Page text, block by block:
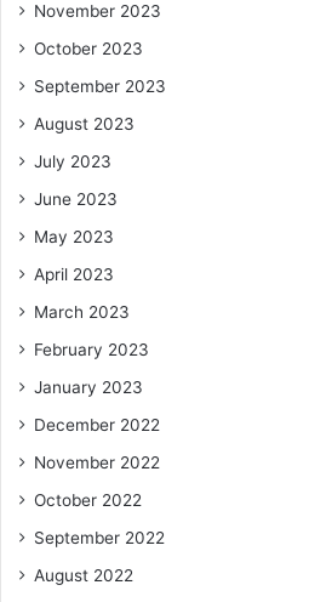
November 2023
October 2023
September 2023
August 2023
July 2023
June 2023
May 2023
April 2023
March 2023
February 2023
January 2023
December 2022
November 2022
October 2022
September 2022
August 2022